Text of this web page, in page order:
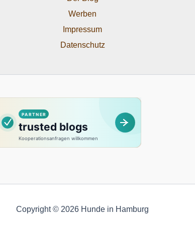
Werben
Impressum
Datenschutz
Copyright © 2026 Hunde in Hamburg